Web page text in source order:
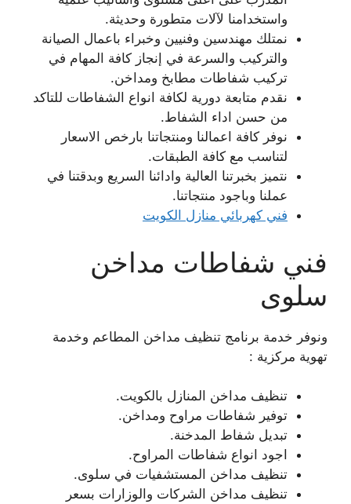
واستخدامنا لآلات متطورة وحديثة.
نمتلك مهندسين وفنيين وخبراء باعمال الصيانة
والتركيب والسرعة في إنجاز كافة المهام في
تركيب شفاطات مطابخ ومداخن.
نقدم متابعة دورية لكافة انواع الشفاطات للتاكد
من حسن اداء الشفاط.
نوفر كافة اعمالنا ومنتجاتنا بارخص الاسعار
لتناسب مع كافة الطبقات.
نتميز بخبرتنا العالية وادائنا السريع وبدقتنا في
عملنا وباجود منتجاتنا.
فني كهربائي منازل الكويت
فني شفاطات مداخن
سلوى
ونوفر خدمة برنامج تنظيف مداخن المطاعم وخدمة
تهوية مركزية :
تنظيف مداخن المنازل بالكويت.
توفير شفاطات مراوح ومداخن.
تبديل شفاط المدخنة.
اجود انواع شفاطات المراوح.
تنظيف مداخن المستشفيات في سلوى.
تنظيف مداخن الشركات والوزارات بسعر